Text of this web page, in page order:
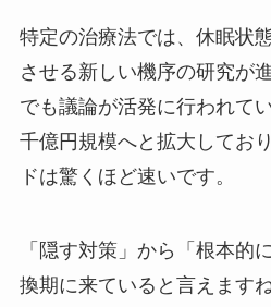
特定の治療法では、休眠状
させる新しい機序の研究が
でも議論が活発に行われて
千億円規模へと拡大してお
ドは驚くほど速いです。
「隠す対策」から「根本的
換期に来ていると言えますね